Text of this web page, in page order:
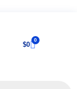
$0
0